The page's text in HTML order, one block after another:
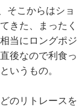
そこからはショ
きた、まったく
当にロングポジ
後なので利食っ
いうもの。
のリトレースを